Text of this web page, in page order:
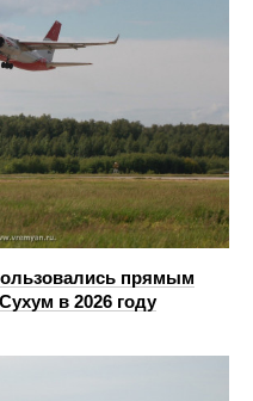
прямым
в 2026 году